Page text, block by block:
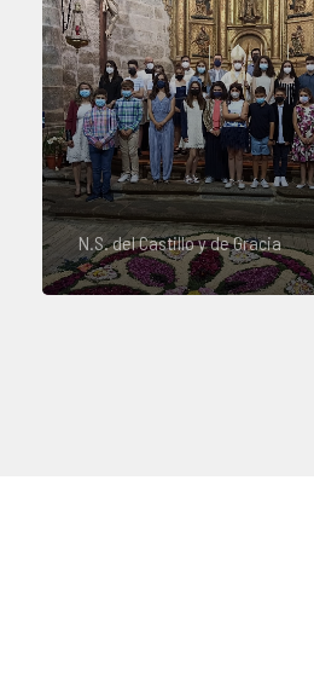
N.S. del Castillo y de Gracia